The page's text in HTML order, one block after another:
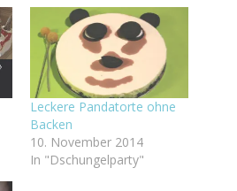
Leckere Pandatorte ohne
Backen
10. November 2014
In "Dschungelparty"